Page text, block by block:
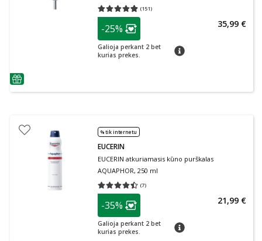
patarimas
15 ml
(151)
Vidutinis įvertinimas 4.85
patarimas
Lojalumo klubo narių nuolaida
-25%
Galioja perkant 2 bet
kurias prekes.
patarimas
35,99 €
% tik internetu
EUCERIN
EUCERIN atkuriamasis kūno purškalas
AQUAPHOR, 250 ml
(7)
Vidutinis įvertinimas 4.43
patarimas
Lojalumo klubo narių nuolaida
-35%
Galioja perkant 2 bet
kurias prekes.
patarimas
21,99 €